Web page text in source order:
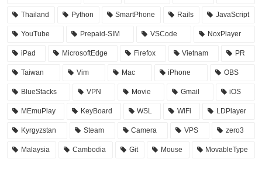
Thailand Python SmartPhone Rails JavaScript
YouTube Prepaid-SIM VSCode NoxPlayer
iPad MicrosoftEdge Firefox Vietnam PR
Taiwan Vim Mac iPhone OBS
BlueStacks VPN Movie Gmail iOS
MEmuPlay KeyBoard WSL WiFi LDPlayer
Kyrgyzstan Steam Camera VPS zero3
Malaysia Cambodia Git Mouse MovableType